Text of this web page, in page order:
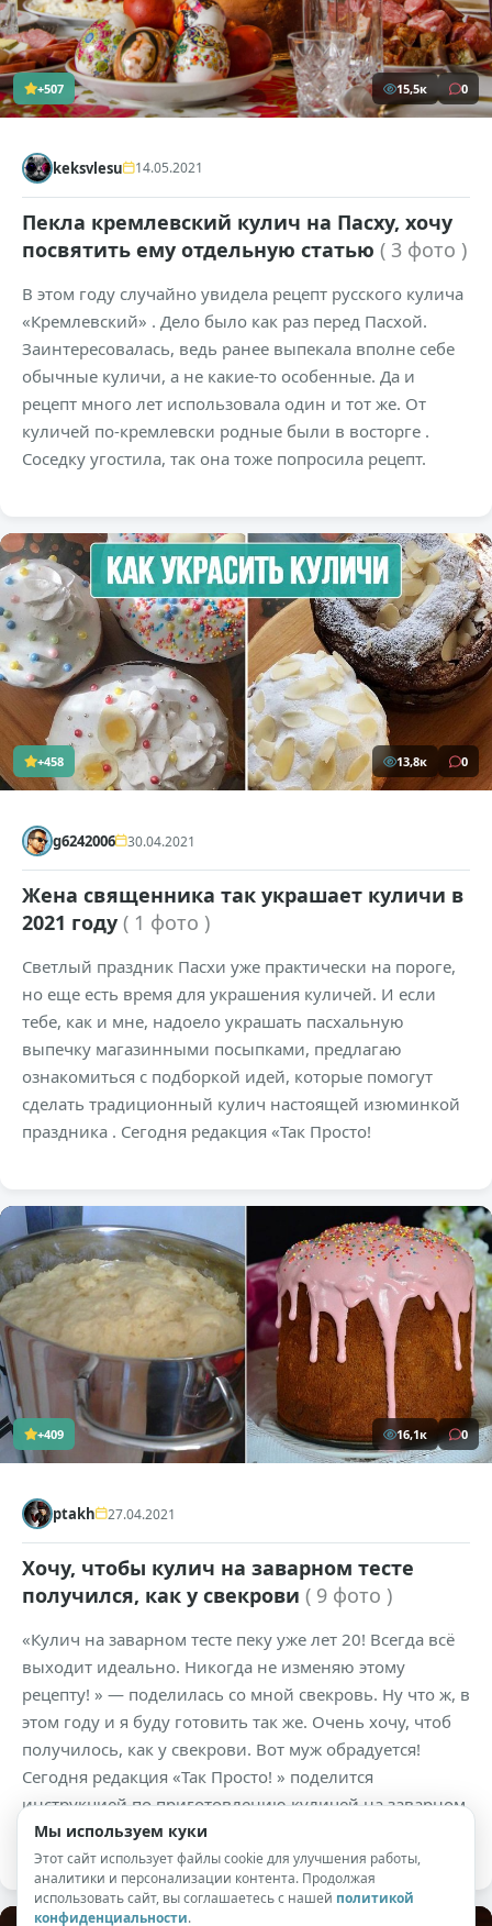
+507 15,5к 0
keksvlesu 14.05.2021
Пекла кремлевский кулич на Пасху, хочу
посвятить ему отдельную статью ( 3 фото )
В этом году случайно увидела рецепт русского кулича
«Кремлевский» . Дело было как раз перед Пасхой.
Заинтересовалась, ведь ранее выпекала вполне себе
обычные куличи, а не какие-то особенные. Да и
рецепт много лет использовала один и тот же. От
куличей по-кремлевски родные были в восторге .
Соседку угостила, так она тоже попросила рецепт.
+458 13,8к 0
g6242006 30.04.2021
Жена священника так украшает куличи в
2021 году ( 1 фото )
Светлый праздник Пасхи уже практически на пороге,
но еще есть время для украшения куличей. И если
тебе, как и мне, надоело украшать пасхальную
выпечку магазинными посыпками, предлагаю
ознакомиться с подборкой идей, которые помогут
сделать традиционный кулич настоящей изюминкой
праздника . Сегодня редакция «Так Просто!
+409 16,1к 0
ptakh 27.04.2021
Хочу, чтобы кулич на заварном тесте
получился, как у свекрови ( 9 фото )
«Кулич на заварном тесте пеку уже лет 20! Всегда всё
выходит идеально. Никогда не изменяю этому
рецепту! » — поделилась со мной свекровь. Ну что ж, в
этом году и я буду готовить так же. Очень хочу, чтоб
получилось, как у свекрови. Вот муж обрадуется!
Сегодня редакция «Так Просто! » поделится
инструкцией по приготовлению куличей на заварном
тесте .
Мы используем куки
Этот сайт использует файлы cookie для улучшения работы,
аналитики и персонализации контента. Продолжая
использовать сайт, вы соглашаетесь с нашей политикой
конфиденциальности.